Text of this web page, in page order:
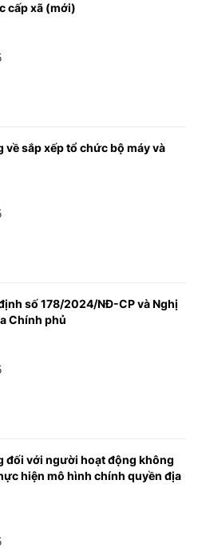
cấp xã (mới)
sắp xếp tổ chức bộ máy và
số 178/2024/NĐ-CP và Nghị
Chính phủ
đối với người hoạt động không
hiện mô hình chính quyền địa